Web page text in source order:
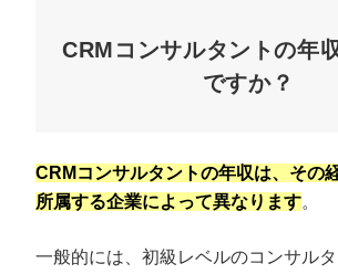
CRMコンサルタントの年
ですか？
CRMコンサルタントの年収は、その
所属する企業によって異なります。
一般的には、初級レベルのコンサル